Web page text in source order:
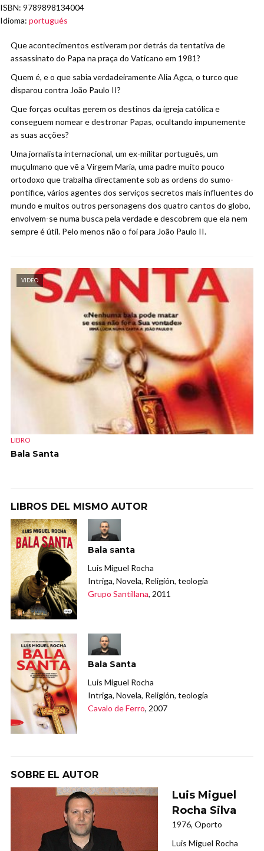
ISBN: 9789898134004
Idioma: portugués
Que acontecimentos estiveram por detrás da tentativa de
assassinato do Papa na praça do Vaticano em 1981?
Quem é, e o que sabia verdadeiramente Alia Agca, o turco que
disparou contra João Paulo II?
Que forças ocultas gerem os destinos da igreja católica e
conseguem nomear e destronar Papas, ocultando impunemente
as suas acções?
Uma jornalista internacional, um ex-militar português, um
muçulmano que vê a Virgem Maria, uma padre muito pouco
ortodoxo que trabalha directamente sob as ordens do sumo-
pontífice, vários agentes dos serviços secretos mais influentes do
mundo e muitos outros personagens dos quatro cantos do globo,
envolvem-se numa busca pela verdade e descobrem que ela nem
sempre é útil. Pelo menos não o foi para João Paulo II.
VIDEO
LIBRO
Bala Santa
LIBROS DEL MISMO AUTOR
Bala santa
Luis Miguel Rocha
Intriga, Novela, Religión, teología
Grupo Santillana, 2011
Bala Santa
Luis Miguel Rocha
Intriga, Novela, Religión, teología
Cavalo de Ferro, 2007
SOBRE EL AUTOR
Luis Miguel
Rocha Silva
1976, Oporto
Luis Miguel Rocha